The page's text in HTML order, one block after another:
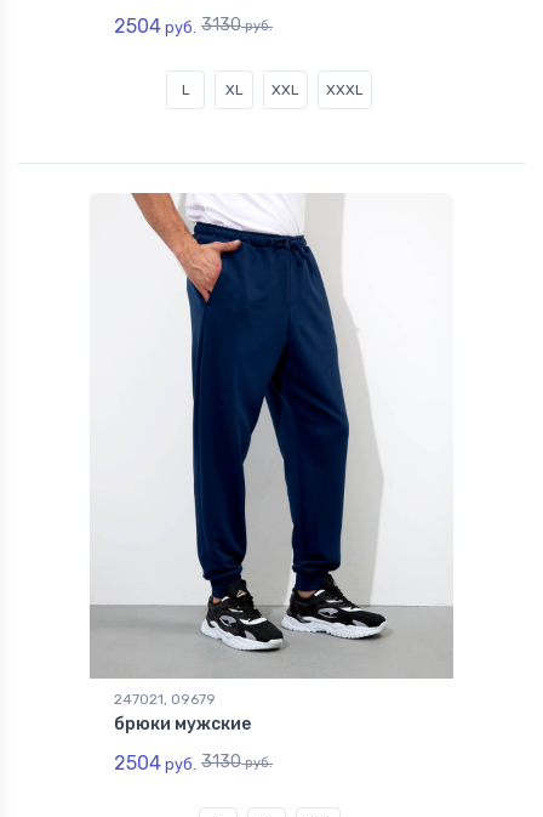
2504 руб. 3130руб.
L XL XXL XXXL
247021, 09679
брюки мужские
2504 руб. 3130руб.